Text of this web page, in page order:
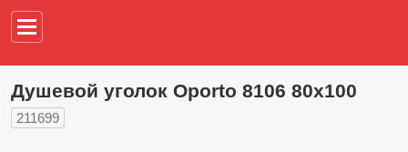
Душевой уголок Oporto 8106 80x100
211699